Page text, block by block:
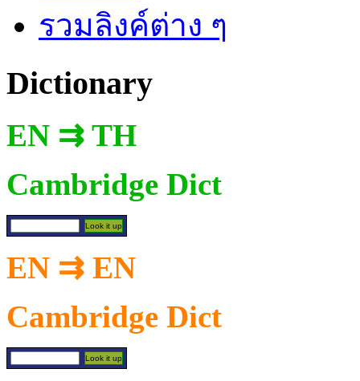
รวมลิงค์ต่าง ๆ
Dictionary
EN ⇉ TH
Cambridge Dict
EN ⇉ EN
Cambridge Dict